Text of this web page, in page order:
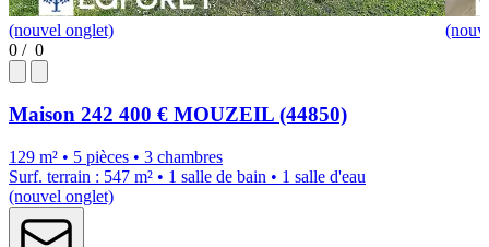
(nouvel onglet)
0 / 0
Maison 242 400 € MOUZEIL (44850)
129 m² • 5 pièces • 3 chambres
Surf. terrain : 547 m² • 1 salle de bain • 1 salle d'eau
(nouvel onglet)